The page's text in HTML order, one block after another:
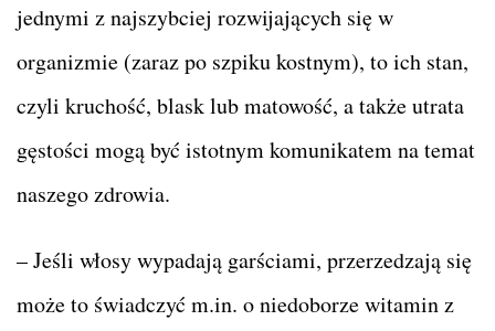
jednymi z najszybciej rozwijających się w
organizmie (zaraz po szpiku kostnym), to ich stan,
czyli kruchość, blask lub matowość, a także utrata
gęstości mogą być istotnym komunikatem na temat
naszego zdrowia.
– Jeśli włosy wypadają garściami, przerzedzają się
może to świadczyć m.in. o niedoborze witamin z